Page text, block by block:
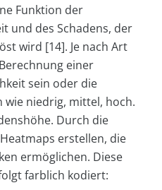
Funktion der
und des Schadens, der
wird [14]. Je nach Art
einer
sein oder die
wie niedrig, mittel, hoch.
Durch die
erstellen, die
ermöglichen. Diese
farblich kodiert: